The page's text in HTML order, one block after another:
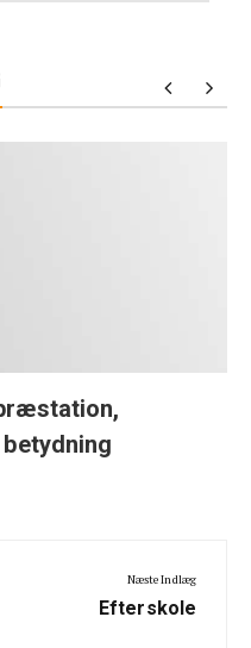
Næste Indlæg
Next
Efterskole